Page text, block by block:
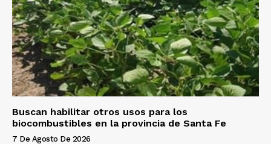
Buscan habilitar otros usos para los
biocombustibles en la provincia de Santa Fe
7 De Agosto De 2026